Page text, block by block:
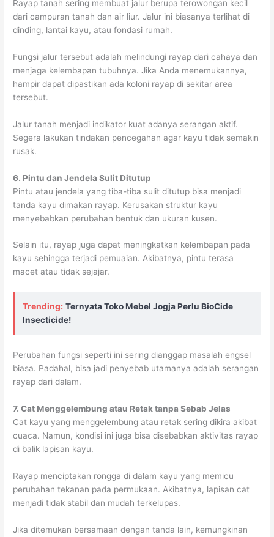
Rayap tanah sering membuat jalur berupa terowongan kecil
dari campuran tanah dan air liur. Jalur ini biasanya terlihat di
dinding, lantai kayu, atau fondasi rumah.
Fungsi jalur tersebut adalah melindungi rayap dari cahaya dan
menjaga kelembapan tubuhnya. Jika Anda menemukannya,
hampir dapat dipastikan ada koloni rayap di sekitar area
tersebut.
Jalur tanah menjadi indikator kuat adanya serangan aktif.
Segera lakukan tindakan pencegahan agar kayu tidak semakin
rusak.
6. Pintu dan Jendela Sulit Ditutup
Pintu atau jendela yang tiba-tiba sulit ditutup bisa menjadi
tanda kayu dimakan rayap. Kerusakan struktur kayu
menyebabkan perubahan bentuk dan ukuran kusen.
Selain itu, rayap juga dapat meningkatkan kelembapan pada
kayu sehingga terjadi pemuaian. Akibatnya, pintu terasa
macet atau tidak sejajar.
Trending: Ternyata Toko Mebel Jogja Perlu BioCide
Insecticide!
Perubahan fungsi seperti ini sering dianggap masalah engsel
biasa. Padahal, bisa jadi penyebab utamanya adalah serangan
rayap dari dalam.
7. Cat Menggelembung atau Retak tanpa Sebab Jelas
Cat kayu yang menggelembung atau retak sering dikira akibat
cuaca. Namun, kondisi ini juga bisa disebabkan aktivitas rayap
di balik lapisan kayu.
Rayap menciptakan rongga di dalam kayu yang memicu
perubahan tekanan pada permukaan. Akibatnya, lapisan cat
menjadi tidak stabil dan mudah terkelupas.
Jika ditemukan bersamaan dengan tanda lain, kemungkinan